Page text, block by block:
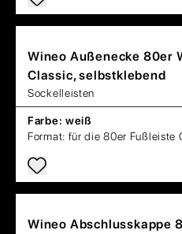
Wineo Außenecke 80er
Classic, selbstklebend
Sockelleisten
Farbe: weiß
Format: für die 80er Fußleiste
Wineo Abschlusskappe